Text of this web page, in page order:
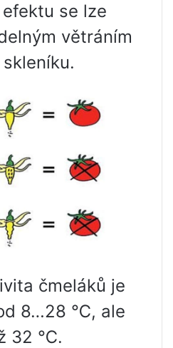
se lze
větráním
čmeláků je
8…28 ℃, ale
32 ℃.